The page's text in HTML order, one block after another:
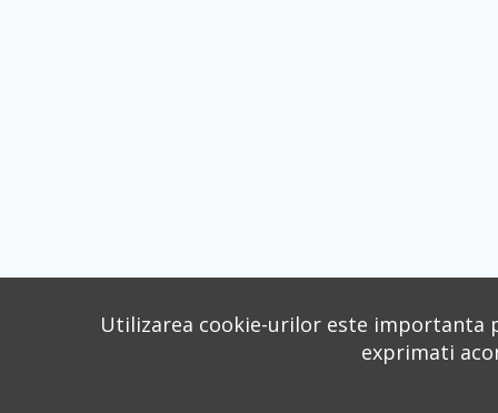
Utilizarea cookie-urilor este importanta
exprimati